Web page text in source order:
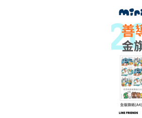
互动，例如
导，既能提
观察到，当
他们的自信
往能延伸至
或参与子女
化跨界別合
年的脉搏，
讯及社区投
支持年青人
不单是资金
络的联系。
要的年青人提
助。」 (左起
「善匯」过
于不适切住
提高他们的
庭能力，建
社会资本，
实践善匯独有
务模式，各